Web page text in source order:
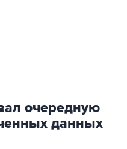
очередную
данных